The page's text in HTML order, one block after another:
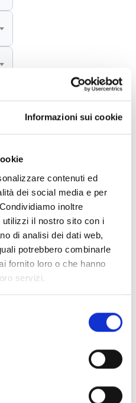
Informazioni sui cookie
contenuti ed
dei social media e per
inoltre
il nostro sito con i
di analisi dei dati web,
potrebbero combinarle
fornito loro o che hanno
servizi.
Materiales(47)
de detectores - Materiales
Enea - Materiales (35)
(17)
los contenidos con el